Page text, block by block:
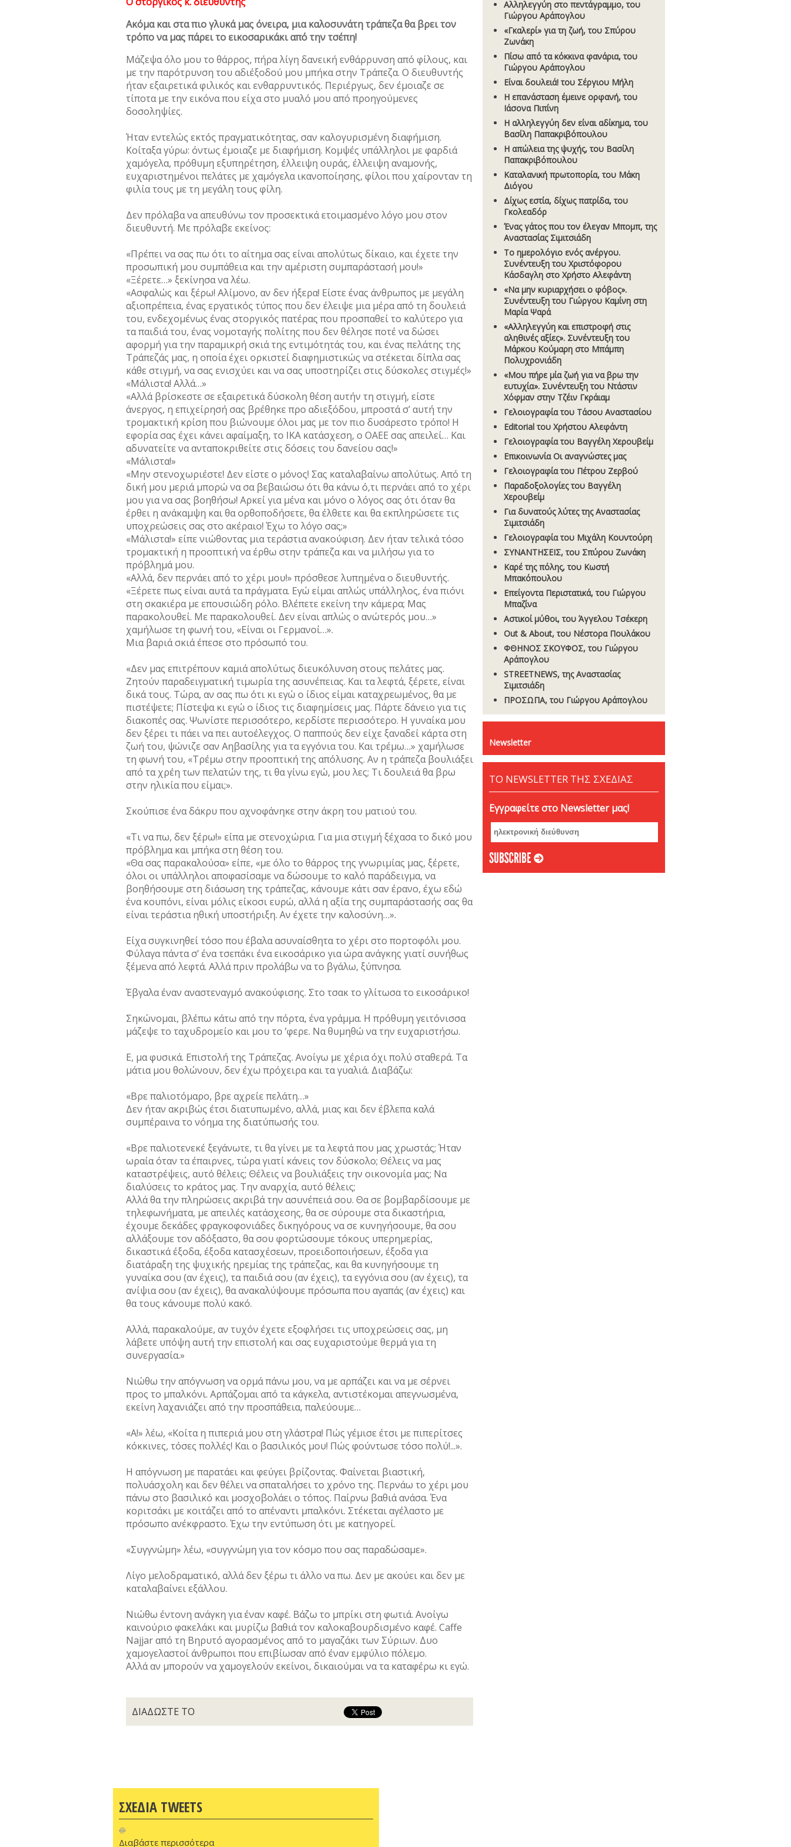
Ακόμα και στα πιο γλυκά μας όνειρα, μια καλοσυνάτη τράπεζα θα βρει τον
τρόπο να μας πάρει το εικοσαρικάκι από την τσέπη!
Μάζεψα όλο μου το θάρρος, πήρα λίγη δανεική ενθάρρυνση από φίλους, και
με την παρότρυνση του αδιέξοδού μου μπήκα στην Τράπεζα. Ο διευθυντής
ήταν εξαιρετικά φιλικός και ενθαρρυντικός. Περιέργως, δεν έμοιαζε σε
τίποτα με την εικόνα που είχα στο μυαλό μου από προηγούμενες
δοσοληψίες.
Ήταν εντελώς εκτός πραγματικότητας, σαν καλογυρισμένη διαφήμιση.
Κοίταξα γύρω: όντως έμοιαζε με διαφήμιση. Κομψές υπάλληλοι με φαρδιά
χαμόγελα, πρόθυμη εξυπηρέτηση, έλλειψη ουράς, έλλειψη αναμονής,
ευχαριστημένοι πελάτες με χαμόγελα ικανοποίησης, φίλοι που χαίρονταν τη
φιλία τους με τη μεγάλη τους φίλη.
Δεν πρόλαβα να απευθύνω τον προσεκτικά ετοιμασμένο λόγο μου στον
διευθυντή. Με πρόλαβε εκείνος:
«Πρέπει να σας πω ότι το αίτημα σας είναι απολύτως δίκαιο, και έχετε την
προσωπική μου συμπάθεια και την αμέριστη συμπαράστασή μου!»
«Ξέρετε…» ξεκίνησα να λέω.
«Ασφαλώς και ξέρω! Αλίμονο, αν δεν ήξερα! Είστε ένας άνθρωπος με μεγάλη
αξιοπρέπεια, ένας εργατικός τύπος που δεν έλειψε μια μέρα από τη δουλειά
του, ενδεχομένως ένας στοργικός πατέρας που προσπαθεί το καλύτερο για
τα παιδιά του, ένας νομοταγής πολίτης που δεν θέλησε ποτέ να δώσει
αφορμή για την παραμικρή σκιά της εντιμότητάς του, και ένας πελάτης της
Τράπεζάς μας, η οποία έχει ορκιστεί διαφημιστικώς να στέκεται δίπλα σας
κάθε στιγμή, να σας ενισχύει και να σας υποστηρίζει στις δύσκολες στιγμές!»
«Μάλιστα! Αλλά…»
«Αλλά βρίσκεστε σε εξαιρετικά δύσκολη θέση αυτήν τη στιγμή, είστε
άνεργος, η επιχείρησή σας βρέθηκε προ αδιεξόδου, μπροστά σ’ αυτή την
τρομακτική κρίση που βιώνουμε όλοι μας με τον πιο δυσάρεστο τρόπο! Η
εφορία σας έχει κάνει αφαίμαξη, το ΙΚΑ κατάσχεση, ο ΟΑΕΕ σας απειλεί… Και
αδυνατείτε να ανταποκριθείτε στις δόσεις του δανείου σας!»
«Μάλιστα!»
«Μην στενοχωριέστε! Δεν είστε ο μόνος! Σας καταλαβαίνω απολύτως. Από τη
δική μου μεριά μπορώ να σα βεβαιώσω ότι θα κάνω ό,τι περνάει από το χέρι
μου για να σας βοηθήσω! Αρκεί για μένα και μόνο ο λόγος σας ότι όταν θα
έρθει η ανάκαμψη και θα ορθοποδήσετε, θα έλθετε και θα εκπληρώσετε τις
υποχρεώσεις σας στο ακέραιο! Έχω το λόγο σας;»
«Μάλιστα!» είπε νιώθοντας μια τεράστια ανακούφιση. Δεν ήταν τελικά τόσο
τρομακτική η προοπτική να έρθω στην τράπεζα και να μιλήσω για το
πρόβλημά μου.
«Αλλά, δεν περνάει από το χέρι μου!» πρόσθεσε λυπημένα ο διευθυντής.
«Ξέρετε πως είναι αυτά τα πράγματα. Εγώ είμαι απλώς υπάλληλος, ένα πιόνι
στη σκακιέρα με επουσιώδη ρόλο. Βλέπετε εκείνη την κάμερα; Μας
παρακολουθεί. Με παρακολουθεί. Δεν είναι απλώς ο ανώτερός μου…»
χαμήλωσε τη φωνή του, «Είναι οι Γερμανοί…».
Μια βαριά σκιά έπεσε στο πρόσωπό του.
«Δεν μας επιτρέπουν καμιά απολύτως διευκόλυνση στους πελάτες μας.
Ζητούν παραδειγματική τιμωρία της ασυνέπειας. Και τα λεφτά, ξέρετε, είναι
δικά τους. Τώρα, αν σας πω ότι κι εγώ ο ίδιος είμαι καταχρεωμένος, θα με
πιστέψετε; Πίστεψα κι εγώ ο ίδιος τις διαφημίσεις μας. Πάρτε δάνειο για τις
διακοπές σας. Ψωνίστε περισσότερο, κερδίστε περισσότερο. Η γυναίκα μου
δεν ξέρει τι πάει να πει αυτοέλεγχος. Ο παππούς δεν είχε ξαναδεί κάρτα στη
ζωή του, ψώνιζε σαν Αηβασίλης για τα εγγόνια του. Και τρέμω…» χαμήλωσε
τη φωνή του, «Τρέμω στην προοπτική της απόλυσης. Αν η τράπεζα βουλιάξει
από τα χρέη των πελατών της, τι θα γίνω εγώ, μου λες; Τι δουλειά θα βρω
στην ηλικία που είμαι;».
Σκούπισε ένα δάκρυ που αχνοφάνηκε στην άκρη του ματιού του.
«Τι να πω, δεν ξέρω!» είπα με στενοχώρια. Για μια στιγμή ξέχασα το δικό μου
πρόβλημα και μπήκα στη θέση του.
«Θα σας παρακαλούσα» είπε, «με όλο το θάρρος της γνωριμίας μας, ξέρετε,
όλοι οι υπάλληλοι αποφασίσαμε να δώσουμε το καλό παράδειγμα, να
βοηθήσουμε στη διάσωση της τράπεζας, κάνουμε κάτι σαν έρανο, έχω εδώ
ένα κουπόνι, είναι μόλις είκοσι ευρώ, αλλά η αξία της συμπαράστασής σας θα
είναι τεράστια ηθική υποστήριξη. Αν έχετε την καλοσύνη…».
Είχα συγκινηθεί τόσο που έβαλα ασυναίσθητα το χέρι στο πορτοφόλι μου.
Φύλαγα πάντα σ’ ένα τσεπάκι ένα εικοσάρικο για ώρα ανάγκης γιατί συνήθως
ξέμενα από λεφτά. Αλλά πριν προλάβω να το βγάλω, ξύπνησα.
Έβγαλα έναν αναστεναγμό ανακούφισης. Στο τσακ το γλίτωσα το εικοσάρικο!
Σηκώνομαι, βλέπω κάτω από την πόρτα, ένα γράμμα. Η πρόθυμη γειτόνισσα
μάζεψε το ταχυδρομείο και μου το ’φερε. Να θυμηθώ να την ευχαριστήσω.
Ε, μα φυσικά. Επιστολή της Τράπεζας. Ανοίγω με χέρια όχι πολύ σταθερά. Τα
μάτια μου θολώνουν, δεν έχω πρόχειρα και τα γυαλιά. Διαβάζω:
«Βρε παλιοτόμαρο, βρε αχρείε πελάτη…»
Δεν ήταν ακριβώς έτσι διατυπωμένο, αλλά, μιας και δεν έβλεπα καλά
συμπέραινα το νόημα της διατύπωσής του.
«Βρε παλιοτενεκέ ξεγάνωτε, τι θα γίνει με τα λεφτά που μας χρωστάς; Ήταν
ωραία όταν τα έπαιρνες, τώρα γιατί κάνεις τον δύσκολο; Θέλεις να μας
καταστρέψεις, αυτό θέλεις; Θέλεις να βουλιάξεις την οικονομία μας; Να
διαλύσεις το κράτος μας. Την αναρχία, αυτό θέλεις;
Αλλά θα την πληρώσεις ακριβά την ασυνέπειά σου. Θα σε βομβαρδίσουμε με
τηλεφωνήματα, με απειλές κατάσχεσης, θα σε σύρουμε στα δικαστήρια,
έχουμε δεκάδες φραγκοφονιάδες δικηγόρους να σε κυνηγήσουμε, θα σου
αλλάξουμε τον αδόξαστο, θα σου φορτώσουμε τόκους υπερημερίας,
δικαστικά έξοδα, έξοδα κατασχέσεων, προειδοποιήσεων, έξοδα για
διατάραξη της ψυχικής ηρεμίας της τράπεζας, και θα κυνηγήσουμε τη
γυναίκα σου (αν έχεις), τα παιδιά σου (αν έχεις), τα εγγόνια σου (αν έχεις), τα
ανίψια σου (αν έχεις), θα ανακαλύψουμε πρόσωπα που αγαπάς (αν έχεις) και
θα τους κάνουμε πολύ κακό.
Αλλά, παρακαλούμε, αν τυχόν έχετε εξοφλήσει τις υποχρεώσεις σας, μη
λάβετε υπόψη αυτή την επιστολή και σας ευχαριστούμε θερμά για τη
συνεργασία.»
Νιώθω την απόγνωση να ορμά πάνω μου, να με αρπάζει και να με σέρνει
προς το μπαλκόνι. Αρπάζομαι από τα κάγκελα, αντιστέκομαι απεγνωσμένα,
εκείνη λαχανιάζει από την προσπάθεια, παλεύουμε…
«Α!» λέω, «Κοίτα η πιπεριά μου στη γλάστρα! Πώς γέμισε έτσι με πιπερίτσες
κόκκινες, τόσες πολλές! Και ο βασιλικός μου! Πώς φούντωσε τόσο πολύ!...».
Η απόγνωση με παρατάει και φεύγει βρίζοντας. Φαίνεται βιαστική,
πολυάσχολη και δεν θέλει να σπαταλήσει το χρόνο της. Περνάω το χέρι μου
πάνω στο βασιλικό και μοσχοβολάει ο τόπος. Παίρνω βαθιά ανάσα. Ένα
κοριτσάκι με κοιτάζει από το απέναντι μπαλκόνι. Στέκεται αγέλαστο με
πρόσωπο ανέκφραστο. Έχω την εντύπωση ότι με κατηγορεί.
«Συγγνώμη» λέω, «συγγνώμη για τον κόσμο που σας παραδώσαμε».
Λίγο μελοδραματικό, αλλά δεν ξέρω τι άλλο να πω. Δεν με ακούει και δεν με
καταλαβαίνει εξάλλου.
Νιώθω έντονη ανάγκη για έναν καφέ. Βάζω το μπρίκι στη φωτιά. Ανοίγω
καινούριο φακελάκι και μυρίζω βαθιά τον καλοκαβουρδισμένο καφέ. Caffe
Najjar από τη Βηρυτό αγορασμένος από το μαγαζάκι των Σύριων. Δυο
χαμογελαστοί άνθρωποι που επιβίωσαν από έναν εμφύλιο πόλεμο.
Αλλά αν μπορούν να χαμογελούν εκείνοι, δικαιούμαι να τα καταφέρω κι εγώ.
ΔΙΑΔΩΣΤΕ ΤΟ
Αλληλεγγύη στο πεντάγραµµο, του
Γιώργου Αράπογλου
«Γκαλερί» για τη ζωή, του Σπύρου
Ζωνάκη
Πίσω από τα κόκκινα φανάρια, του
Γιώργου Αράπογλου
Είναι δουλειά! του Σέργιου Μήλη
Η επανάσταση έµεινε ορφανή, του
Ιάσονα Πιπίνη
Η αλληλεγγύη δεν είναι αδίκηµα, του
Βασίλη Παπακριβόπουλου
Η απώλεια της ψυχής, του Βασίλη
Παπακριβόπουλου
Καταλανική πρωτοπορία, του Μάκη
Διόγου
Δίχως εστία, δίχως πατρίδα, του
Γκολεαδόρ
Ένας γάτος που τον έλεγαν Μποµπ, της
Αναστασίας Σιµιτσιάδη
Το ηµερολόγιο ενός ανέργου.
Συνέντευξη του Χριστόφορου
Κάσδαγλη στο Χρήστο Αλεφάντη
«Να µην κυριαρχήσει ο φόβος».
Συνέντευξη του Γιώργου Καµίνη στη
Μαρία Ψαρά
«Αλληλεγγύη και επιστροφή στις
αληθινές αξίες». Συνέντευξη του
Μάρκου Κούµαρη στο Μπάµπη
Πολυχρονιάδη
«Μου πήρε µία ζωή για να βρω την
ευτυχία». Συνέντευξη του Ντάστιν
Χόφµαν στην Τζέιν Γκράιαµ
Γελοιογραφία του Τάσου Αναστασίου
Editorial του Χρήστου Αλεφάντη
Γελοιογραφία του Βαγγέλη Χερουβείµ
Επικοινωνία Οι αναγνώστες µας
Γελοιογραφία του Πέτρου Ζερβού
Παραδοξολογίες του Βαγγέλη
Χερουβείµ
Για δυνατούς λύτες της Αναστασίας
Σιµιτσιάδη
Γελοιογραφία του Μιχάλη Κουντούρη
ΣΥΝΑΝΤΗΣΕΙΣ, του Σπύρου Ζωνάκη
Καρέ της πόλης, του Κωστή
Μπακόπουλου
Επείγοντα Περιστατικά, του Γιώργου
Μπαζίνα
Αστικοί µύθοι, του Άγγελου Τσέκερη
Out & About, του Νέστορα Πουλάκου
ΦΘΗΝΟΣ ΣΚΟΥΦΟΣ, του Γιώργου
Αράπογλου
STREETNEWS, της Αναστασίας
Σιµιτσιάδη
ΠΡΟΣΩΠΑ, του Γιώργου Αράπογλου
Newsletter
ΤΟ NEWSLETTER ΤΗΣ ΣΧΕΔΙΑΣ
Εγγραφείτε στο Newsletter μας!
ΣΧΕΔΙΑ TWEETS
@
Διαβάστε περισσότερα